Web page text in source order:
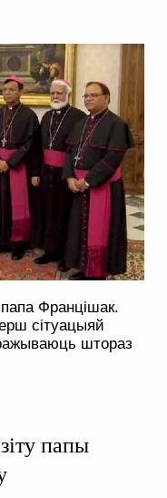
папа Францішак.
сітуацыяй
штораз
папы